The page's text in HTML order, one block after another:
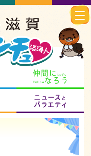
となりの先生
プロジェクト